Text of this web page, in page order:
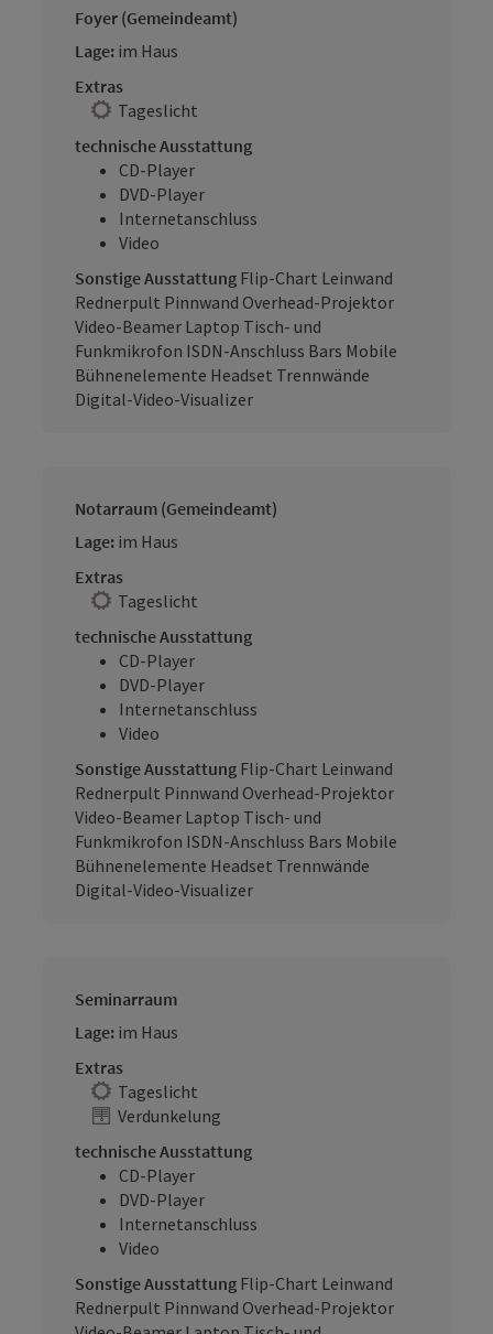
Foyer (Gemeindeamt)
Lage: im Haus
Extras
Tageslicht
technische Ausstattung
CD-Player
DVD-Player
Internetanschluss
Video
Sonstige Ausstattung Flip-Chart Leinwand
Rednerpult Pinnwand Overhead-Projektor
Video-Beamer Laptop Tisch- und
Funkmikrofon ISDN-Anschluss Bars Mobile
Bühnenelemente Headset Trennwände
Digital-Video-Visualizer
Notarraum (Gemeindeamt)
Lage: im Haus
Extras
Tageslicht
technische Ausstattung
CD-Player
DVD-Player
Internetanschluss
Video
Sonstige Ausstattung Flip-Chart Leinwand
Rednerpult Pinnwand Overhead-Projektor
Video-Beamer Laptop Tisch- und
Funkmikrofon ISDN-Anschluss Bars Mobile
Bühnenelemente Headset Trennwände
Digital-Video-Visualizer
Seminarraum
Lage: im Haus
Extras
Tageslicht
Verdunkelung
technische Ausstattung
CD-Player
DVD-Player
Internetanschluss
Video
Sonstige Ausstattung Flip-Chart Leinwand
Rednerpult Pinnwand Overhead-Projektor